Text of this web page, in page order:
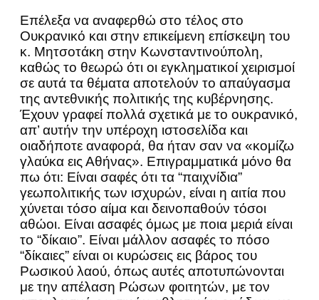
Επέλεξα να αναφερθώ στο τέλος στο
Ουκρανικό και στην επικείμενη επίσκεψη του
κ. Μητσοτάκη στην Κωνσταντινούπολη,
καθώς το θεωρώ ότι οι εγκληματικοί χειρισμοί
σε αυτά τα θέματα αποτελούν το απαύγασμα
της αντεθνικής πολιτικής της κυβέρνησης.
Έχουν γραφεί πολλά σχετικά με το ουκρανικό,
απ’ αυτήν την υπέροχη ιστοσελίδα και
οιαδήποτε αναφορά, θα ήταν σαν να «κομίζω
γλαύκα εις Αθήνας». Επιγραμματικά μόνο θα
πω ότι: Είναι σαφές ότι τα “παιχνίδια”
γεωπολιτικής των ισχυρών, είναι η αιτία που
χύνεται τόσο αίμα και δεινοπαθούν τόσοι
αθώοι. Είναι ασαφές όμως με ποια μεριά είναι
το “δίκαιο”. Είναι μάλλον ασαφές το πόσο
“δίκαιες” είναι οι κυρώσεις εις βάρος του
Ρωσικού λαού, όπως αυτές αποτυπώνονται
με την απέλαση Ρώσων φοιτητών, με τον